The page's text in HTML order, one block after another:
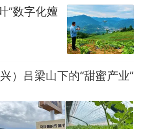
”数字化嬗
兴）吕梁山下的“甜蜜产业”